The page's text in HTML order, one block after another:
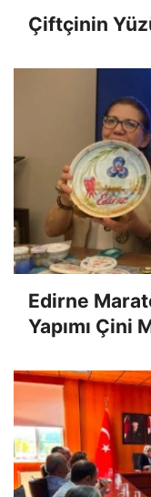
Çiftçinin
Edirne
Yapımı Çini